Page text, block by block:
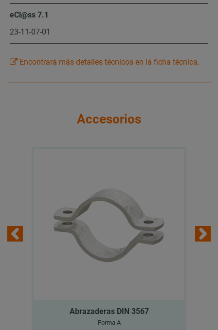
eCl@ss 7.1
23-11-07-01
Encontrará más detalles técnicos en la ficha técnica.
Accesorios
Abrazaderas DIN 3567
Forma A